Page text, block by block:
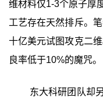
维材料仅1-3个原子厚
工艺存在天然排斥。
十亿美元试图攻克二
良率低于10%的魔咒。
东大科研团队却